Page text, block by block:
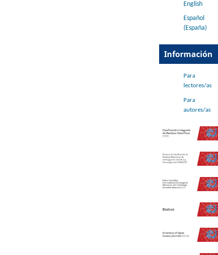
English
Español
(España)
Información
Para
lectores/as
Para
autores/as